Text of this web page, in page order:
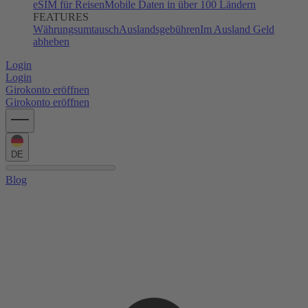
eSIM für ReisenMobile Daten in über 100 Ländern
FEATURES
WährungsumtauschAuslandsgebührenIm Ausland Geld
abheben
Login
Login
Girokonto eröffnen
Girokonto eröffnen
DE
Blog